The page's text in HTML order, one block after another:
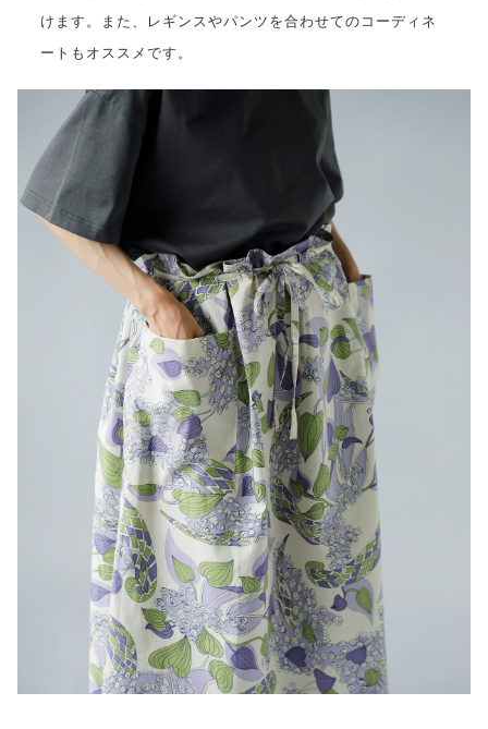
けます。また、レギンスやパンツを合わせてのコーディネ
ートもオススメです。